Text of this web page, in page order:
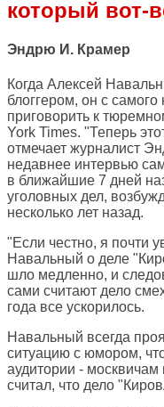
который вот-
Эндрю И. Крамер
Когда Алексей
блоггером, он с самого
приговорить к
York Times. "Теперь
отмечает журналист
недавнее интервью
в ближайшие 7 дней
уголовных дел,
несколько лет назад.
"Если честно, я почти
Навальный о деле
шло медленно, и
сами считают дело
года все ускорилось.
Навальный всегда
ситуацию с юмором,
аудитории -
считал, что дело